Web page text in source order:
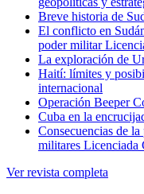
Breve historia de
El conflicto en
poder militar
La exploración de
Haití: límites y
internacional
Operación Beeper
Cuba en la
Consecuencias de
militares Licenciada
Ver revista completa